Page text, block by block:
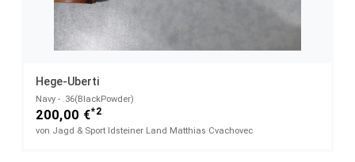
Hege-Uberti
Navy - .36(BlackPowder)
200,00 €*2
von Jagd & Sport Idsteiner Land Matthias Cvachovec